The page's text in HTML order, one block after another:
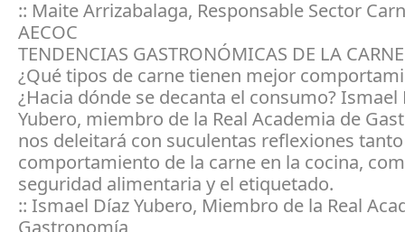
:: Maite Arrizabalaga, Responsable Sector
AECOC
TENDENCIAS GASTRONÓMICAS DE LA CARNE
¿Qué tipos de carne tienen mejor
¿Hacia dónde se decanta el consumo? Ismael
Yubero, miembro de la Real Academia de
nos deleitará con suculentas reflexiones
comportamiento de la carne en la cocina,
seguridad alimentaria y el etiquetado.
:: Ismael Díaz Yubero, Miembro de la Real
Gastronomía